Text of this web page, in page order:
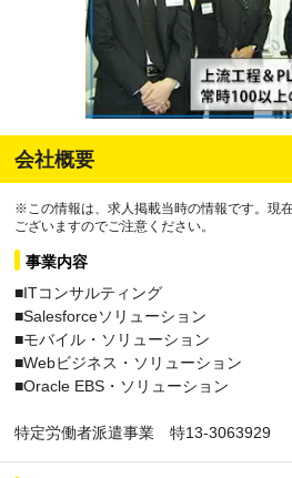
会社概要
※この情報は、求人掲載当時の情報です。現
ございますのでご注意ください。
事業内容
■ITコンサルティング
■Salesforceソリューション
■モバイル・ソリューション
■Webビジネス・ソリューション
■Oracle EBS・ソリューション
特定労働者派遣事業 特13-3063929